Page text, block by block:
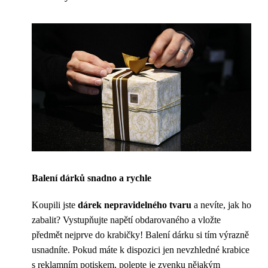
Balení dárků snadno a rychle
Koupili jste dárek nepravidelného tvaru a nevíte, jak ho
zabalit? Vystupňujte napětí obdarovaného a vložte
předmět nejprve do krabičky! Balení dárku si tím výrazně
usnadníte. Pokud máte k dispozici jen nevzhledné krabice
s reklamním potiskem, polepte je zvenku nějakým